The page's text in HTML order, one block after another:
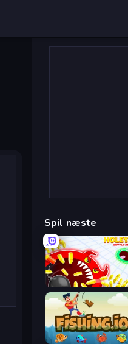
Spil næste
Holey.io Battle Royale
Fishing.io